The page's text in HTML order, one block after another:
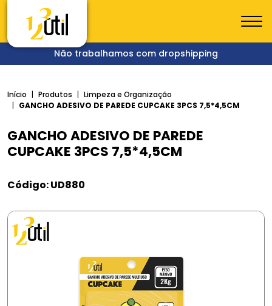
Não trabalhamos com dropshipping
Início Produtos
Limpeza e Organização
GANCHO ADESIVO DE PAREDE CUPCAKE 3PCS 7,5*4,5CM
GANCHO ADESIVO DE PAREDE
CUPCAKE 3PCS 7,5*4,5CM
Código: UD880